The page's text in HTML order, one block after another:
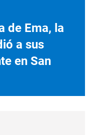
de Ema, la
a sus
en San